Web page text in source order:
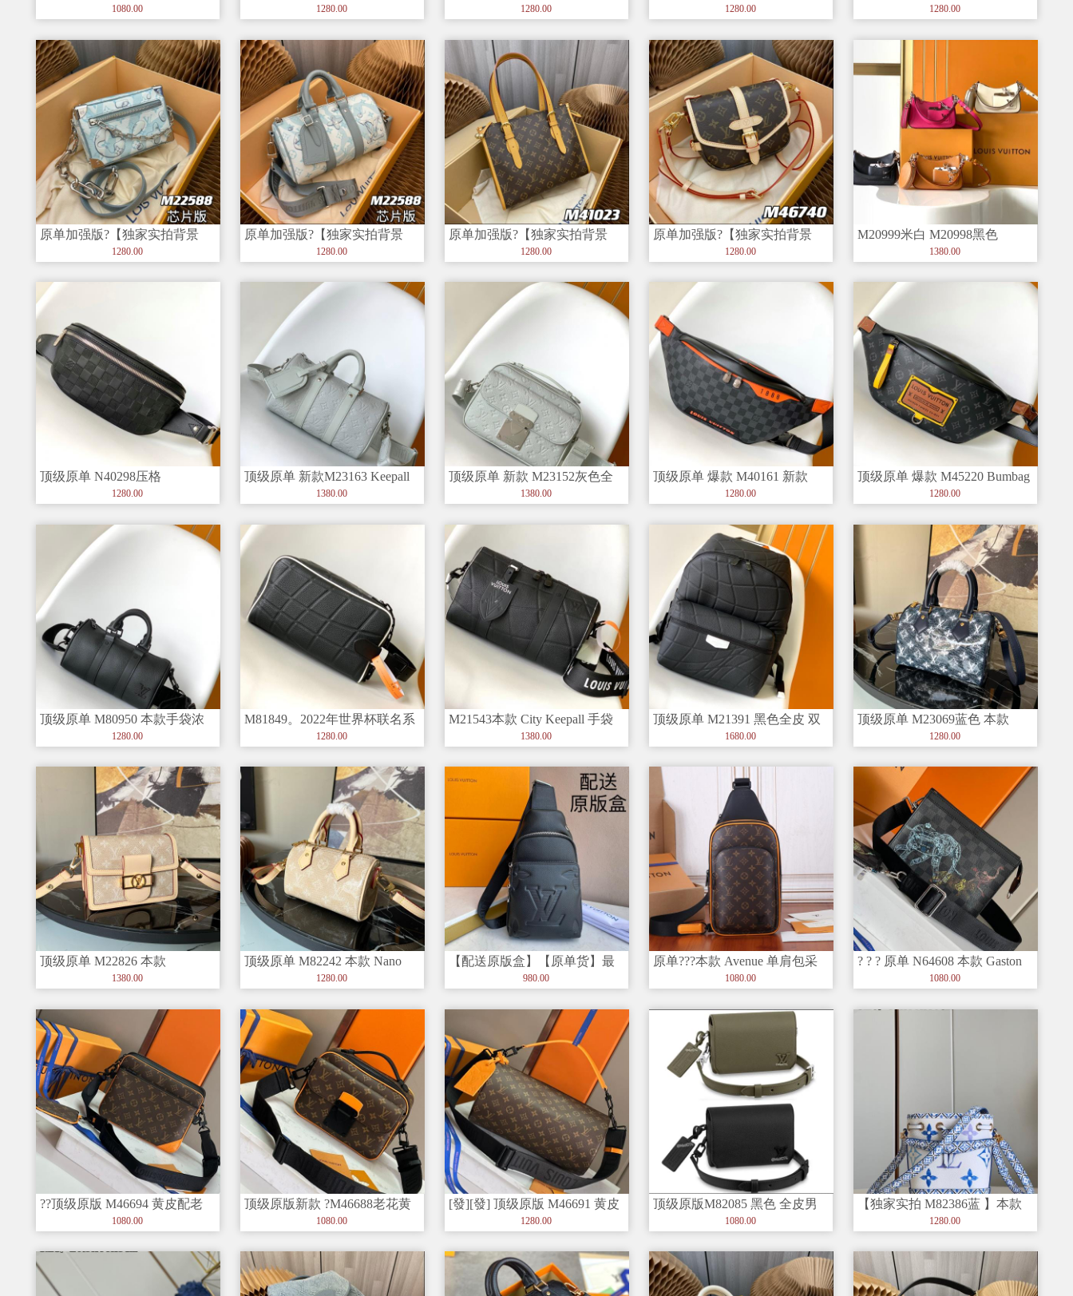
款 Nano Noé 手1080.00
色】男士胸包 Lv胸包，美丽
1280.00
义：高楼布袋是由蒙太格涂布
1280.00 1280.00
图】 M22637 水滴款 STE
1280.00
原单加强版?【独家实拍背景
图】 M22588 水滴款、盒子包
1280.00
原单加强版?【独家实拍背景
图】 M22527 水滴款、男
1280.00
原单加强版?【独家实拍背景
图】 M41023 【中古老花款】
1280.00
原单加强版?【独家实拍背景
图】 M46740 新款老花双子星
1280.00
M20999米白 M20998黑色
M21091玫红 顶级原
1380.00
顶级原单 N40298压格
CAMPUS 腰包 以 Dami
1280.00
顶级原单 新款M23163 Keepall
1380.00
顶级原单 新款 M23152灰色全
皮压花邮差包系列 本款
1380.00
顶级原单 爆款 M40161 新款
BUMBAG腰包 由经典M
1280.00
顶级原单 爆款 M45220 Bumbag
老花腰包去年一推出
1280.00
顶级原单 M80950 本款手袋浓
缩 Keepall 旅行袋
1280.00
M81849。2022年世界杯联名系
列 本款Dopp Kit
1280.00
M21543本款 City Keepall 手袋
1380.00
顶级原单 M21391 黑色全皮 双
肩包系列 DISCOV
1680.00
顶级原单 M23069蓝色 本款
Speedy Bando1280.00
顶级原单 M22826 本款
Dauphine 迷你手袋取
1380.00
顶级原单 M82242 本款 Nano
1280.00
【配送原版盒】【原单货】最
新款式＜LV＞男士?胸包?火爆
980.00
原单???本款 Avenue 单肩包采
1080.00
? ? ? 原单 N64608 本款 Gaston
1080.00
??顶级原版 M46694 黄皮配老
花 Trio 邮差包由
1080.00
顶级原版新款 ?M46688老花黄
皮 男包邮差包系列 本款
1080.00
[發][發] 顶级原版 M46691 黄皮
1280.00
顶级原版M82085 黑色 全皮男
包邮差包系列 FASTLI
1080.00
【独家实拍 M82386蓝 】本款
Nano Noé 手袋出
1280.00